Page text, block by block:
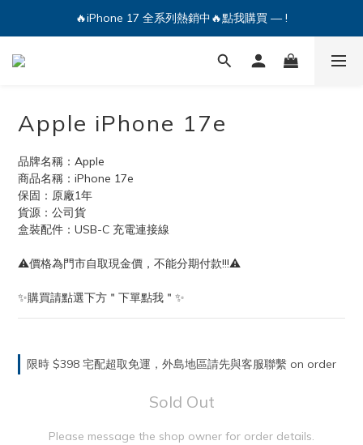
🔥iPhone 17 全系列熱銷中🔥點我購買 — !
🔥iPhone 17 全系列熱銷中🔥點我購買 — !
💕加入Q哥 Line 新好友領優惠券！🎫
Apple iPhone 17e
品牌名稱：Apple
商品名稱：iPhone 17e
保固：原廠1年
貨源：公司貨
盒裝配件：USB-C 充電連接線
⚠️價格為門市自取現金價，不能分期付款!!!⚠️
✨購買請點選下方＂下單點我＂✨
限時 $398 宅配超取免運，外島地區請先與客服聯繫 on order
Sold Out
Please message the shop owner for order details.